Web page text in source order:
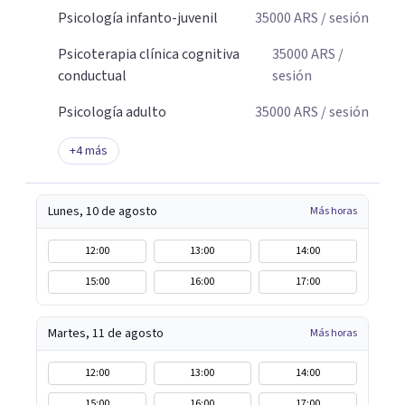
Psicología infanto-juvenil
35000ARS / sesión
Psicoterapia clínica cognitiva
conductual
35000ARS /
sesión
Psicología adulto
35000ARS / sesión
+4más
Lunes, 10 de agosto Más horas
12:00 13:00
14:00
15:00
16:00 17:00
Martes, 11 de agosto Más horas
12:00 13:00
14:00